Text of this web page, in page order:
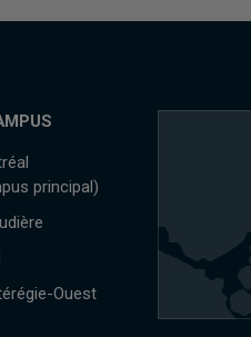
principal)
Ouest